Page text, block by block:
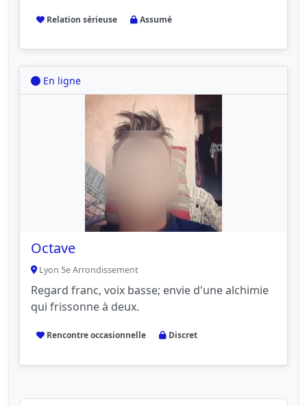
Relation sérieuse Assumé
En ligne
Octave
Lyon 5e Arrondissement
Regard franc, voix basse; envie d'une alchimie
qui frissonne à deux.
Rencontre occasionnelle Discret